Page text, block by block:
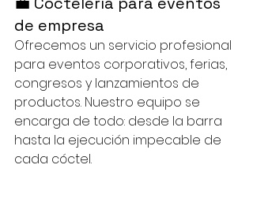
de empresa
Ofrecemos un servicio profesional
para eventos corporativos, ferias,
congresos y lanzamientos de
productos. Nuestro equipo se
encarga de todo: desde la barra
hasta la ejecución impecable de
cada cóctel.